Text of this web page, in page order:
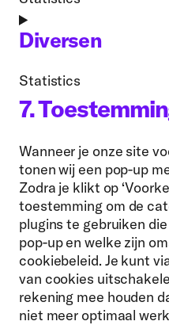
Consent
to
sourcebuster-
Diversen
Statistics
Consent
to
diversen
7.
Wanneer je onze site
tonen wij een pop-up
Zodra je klikt op
toestemming om de
plugins te gebruiken
pop-up en welke zijn
cookiebeleid. Je kunt
van cookies
rekening mee houden
niet meer optimaal